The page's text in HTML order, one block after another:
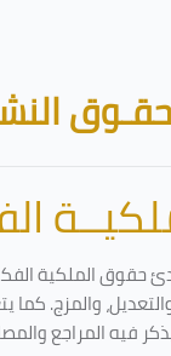
حقوق الملكية
والمزج.
فيه المراجع